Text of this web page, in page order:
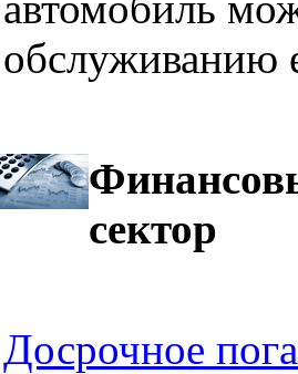
обслуживанию
сектор
Досрочное